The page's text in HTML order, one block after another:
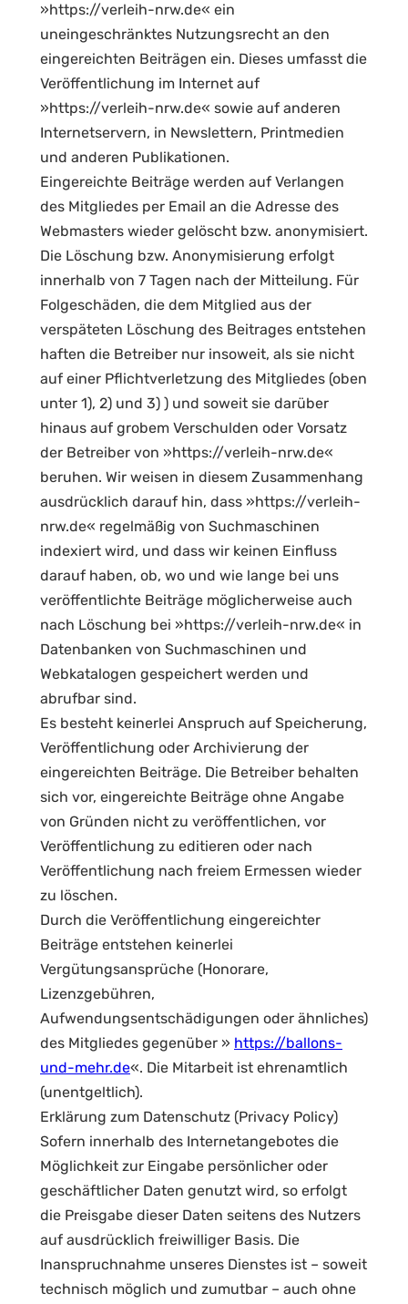
»https://verleih-nrw.de« ein
uneingeschränktes Nutzungsrecht an den
eingereichten Beiträgen ein. Dieses umfasst die
Veröffentlichung im Internet auf
»https://verleih-nrw.de« sowie auf anderen
Internetservern, in Newslettern, Printmedien
und anderen Publikationen.
Eingereichte Beiträge werden auf Verlangen
des Mitgliedes per Email an die Adresse des
Webmasters wieder gelöscht bzw. anonymisiert.
Die Löschung bzw. Anonymisierung erfolgt
innerhalb von 7 Tagen nach der Mitteilung. Für
Folgeschäden, die dem Mitglied aus der
verspäteten Löschung des Beitrages entstehen
haften die Betreiber nur insoweit, als sie nicht
auf einer Pflichtverletzung des Mitgliedes (oben
unter 1), 2) und 3) ) und soweit sie darüber
hinaus auf grobem Verschulden oder Vorsatz
der Betreiber von »https://verleih-nrw.de«
beruhen. Wir weisen in diesem Zusammenhang
ausdrücklich darauf hin, dass »https://verleih-
nrw.de« regelmäßig von Suchmaschinen
indexiert wird, und dass wir keinen Einfluss
darauf haben, ob, wo und wie lange bei uns
veröffentlichte Beiträge möglicherweise auch
nach Löschung bei »https://verleih-nrw.de« in
Datenbanken von Suchmaschinen und
Webkatalogen gespeichert werden und
abrufbar sind.
Es besteht keinerlei Anspruch auf Speicherung,
Veröffentlichung oder Archivierung der
eingereichten Beiträge. Die Betreiber behalten
sich vor, eingereichte Beiträge ohne Angabe
von Gründen nicht zu veröffentlichen, vor
Veröffentlichung zu editieren oder nach
Veröffentlichung nach freiem Ermessen wieder
zu löschen.
Durch die Veröffentlichung eingereichter
Beiträge entstehen keinerlei
Vergütungsansprüche (Honorare,
Lizenzgebühren,
Aufwendungsentschädigungen oder ähnliches)
des Mitgliedes gegenüber » https://ballons-
und-mehr.de«. Die Mitarbeit ist ehrenamtlich
(unentgeltlich).
Erklärung zum Datenschutz (Privacy Policy)
Sofern innerhalb des Internetangebotes die
Möglichkeit zur Eingabe persönlicher oder
geschäftlicher Daten genutzt wird, so erfolgt
die Preisgabe dieser Daten seitens des Nutzers
auf ausdrücklich freiwilliger Basis. Die
Inanspruchnahme unseres Dienstes ist – soweit
technisch möglich und zumutbar – auch ohne